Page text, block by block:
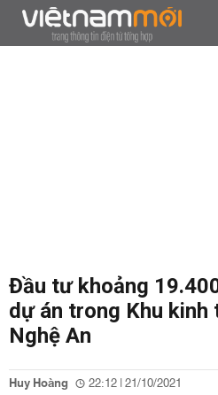
Đầu tư khoảng
dự án trong Khu kinh
Nghệ An
Huy Hoàng 22:12 | 21/10/2021